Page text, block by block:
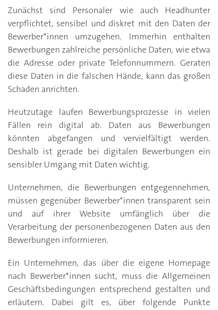
Zunächst sind Personaler wie auch Headhunter
verpflichtet, sensibel und diskret mit den Daten der
Bewerber*innen umzugehen. Immerhin enthalten
Bewerbungen zahlreiche persönliche Daten, wie etwa
die Adresse oder private Telefonnummern. Geraten
diese Daten in die falschen Hände, kann das großen
Schaden anrichten.
Heutzutage laufen Bewerbungsprozesse in vielen
Fällen rein digital ab. Daten aus Bewerbungen
könnten abgefangen und vervielfältigt werden.
Deshalb ist gerade bei digitalen Bewerbungen ein
sensibler Umgang mit Daten wichtig.
Unternehmen, die Bewerbungen entgegennehmen,
müssen gegenüber Bewerber*innen transparent sein
und auf ihrer Website umfänglich über die
Verarbeitung der personenbezogenen Daten aus den
Bewerbungen informieren.
Ein Unternehmen, das über die eigene Homepage
nach Bewerber*innen sucht, muss die Allgemeinen
Geschäftsbedingungen entsprechend gestalten und
erläutern. Dabei gilt es, über folgende Punkte